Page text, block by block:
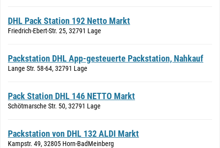
DHL Pack Station 192 Netto Markt
Friedrich-Ebert-Str. 25, 32791 Lage
Packstation DHL App-gesteuerte Packstation, Nahkauf
Lange Str. 58-64, 32791 Lage
Pack Station DHL 146 NETTO Markt
Schötmarsche Str. 50, 32791 Lage
Packstation von DHL 132 ALDI Markt
Kampstr. 49, 32805 Horn-BadMeinberg